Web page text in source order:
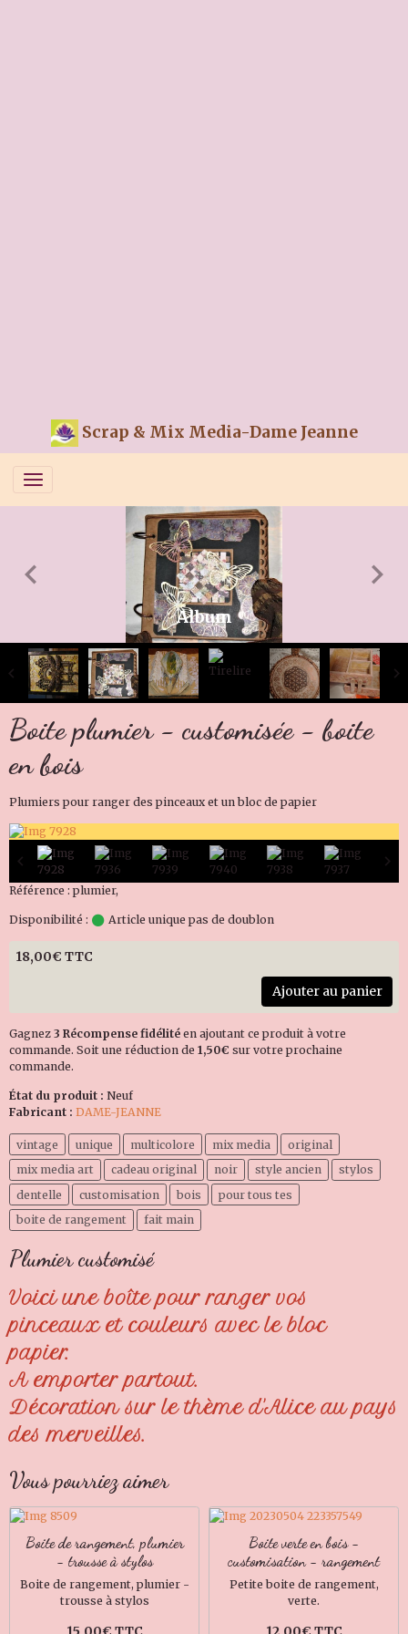
Scrap & Mix Media-Dame Jeanne
Album
Boite plumier - customisée - boite
en bois
Plumiers pour ranger des pinceaux et un bloc de papier
Référence : plumier,
Disponibilité : Article unique pas de doublon
18,00€ TTC
Ajouter au panier
Gagnez 3 Récompense fidélité en ajoutant ce produit à votre
commande. Soit une réduction de 1,50€ sur votre prochaine
commande.
État du produit : Neuf
Fabricant : DAME-JEANNE
vintage unique multicolore mix media
original
mix media art
cadeau original noir style ancien
stylos
dentelle
customisation bois
pour tous tes
boite de rangement
fait main
Plumier customisé
Voici une boîte pour ranger vos
pinceaux et couleurs avec le bloc
papier.
A emporter partout.
Décoration sur le thème d'Alice au pays
des merveilles.
Vous pourriez aimer
Boite de rangement, plumier
- trousse à stylos
Boite de rangement, plumier -
trousse à stylos
Boite verte en bois -
customisation - rangement
Petite boite de rangement,
verte.